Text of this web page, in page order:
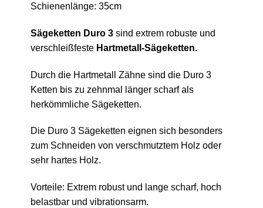
Schienenlänge: 35cm
Sägeketten Duro 3 sind extrem robuste und
verschleißfeste Hartmetall-Sägeketten.
Durch die Hartmetall Zähne sind die Duro 3
Ketten bis zu zehnmal länger scharf als
herkömmliche Sägeketten.
Die Duro 3 Sägeketten eignen sich besonders
zum Schneiden von verschmutztem Holz oder
sehr hartes Holz.
Vorteile: Extrem robust und lange scharf, hoch
belastbar und vibrationsarm.